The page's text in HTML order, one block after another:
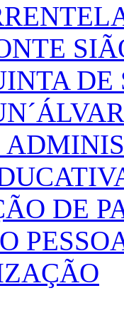
DE
DE